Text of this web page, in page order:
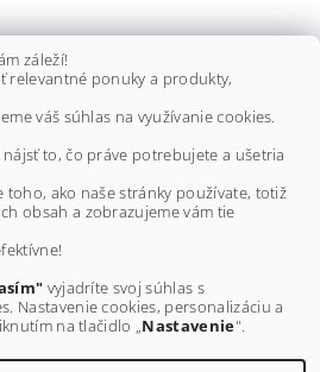
k tejto položke.
záleží!
relevantné ponuky a produkty,
váš súhlas na využívanie cookies.
to, čo práve potrebujete a ušetria
toho, ako naše stránky používate, totiž
obsah a zobrazujeme vám tie
vyjadríte svoj súhlas s
Nastavenie cookies, personalizáciu a
na tlačidlo „Nastavenie".